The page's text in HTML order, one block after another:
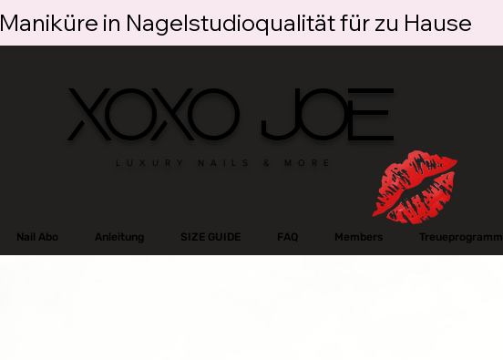
Maniküre in Nagelstudioqualität für zu Hause
XOXO JOE
LUXURY NAILS & MORE
Nail Abo Anleitung SIZE GUIDE FAQ Members Treueprogramm